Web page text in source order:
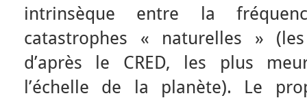
intrinsèque entre la
catastrophes « naturelles » (les
d’après le CRED, les plus
l’échelle de la planète). Le